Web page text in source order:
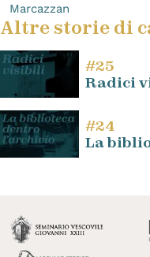
Marcazzan
Altre storie di
#25
Radici
#24
La